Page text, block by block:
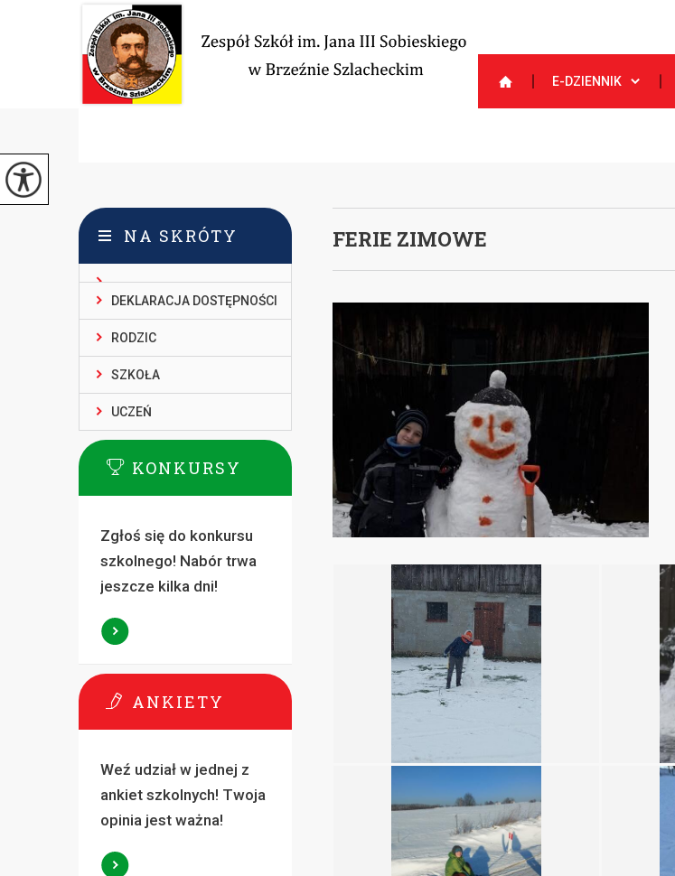
E-DZIENNIK
FERIE ZIMOWE
NA SKRÓTY
DEKLARACJA DOSTĘPNOŚCI
RODZIC
SZKOŁA
UCZEŃ
KONKURSY
Zgłoś się do konkursu
szkolnego! Nabór trwa
jeszcze kilka dni!
ANKIETY
Weź udział w jednej z
ankiet szkolnych! Twoja
opinia jest ważna!